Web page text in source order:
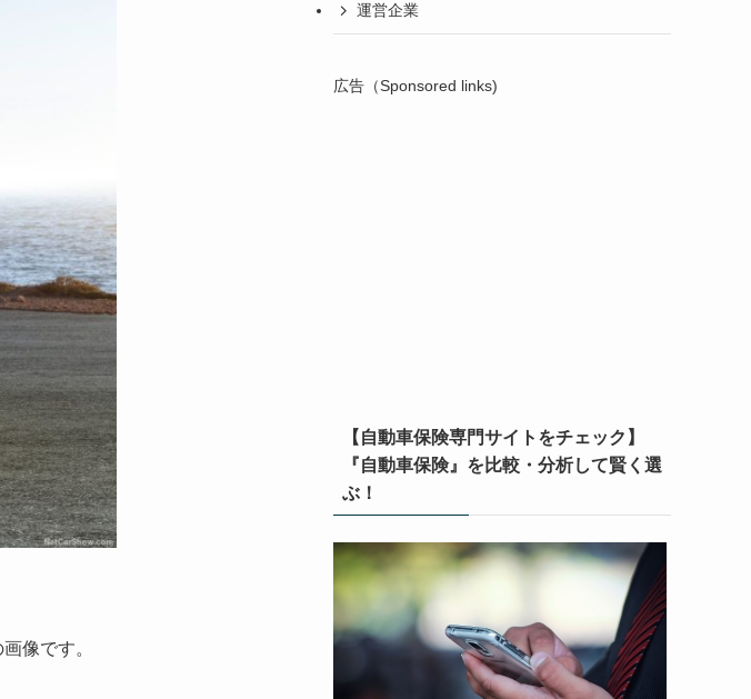
像です。
運営企業
広告（Sponsored links)
【自動車保険専門サイトをチェック】
『自動車保険』を比較・分析して賢く選
ぶ！